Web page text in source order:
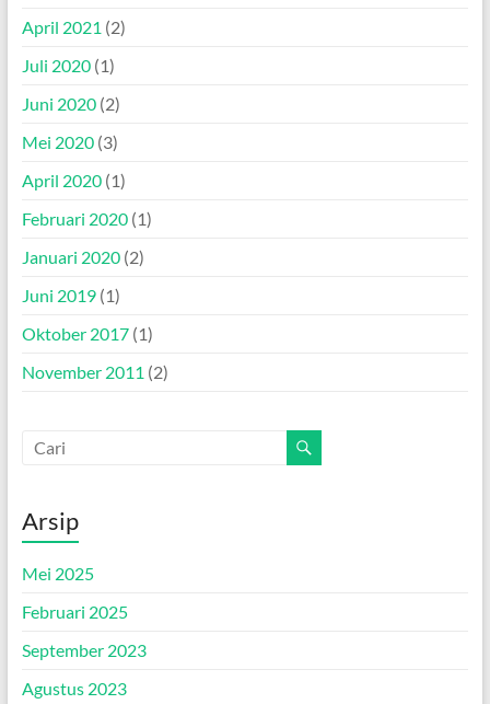
April 2021 (2)
Juli 2020(1)
Juni 2020(2)
Mei 2020(3)
April 2020(1)
Februari 2020(1)
Januari 2020(2)
Juni 2019(1)
Oktober 2017(1)
November 2011 (2)
Arsip
Mei 2025
Februari 2025
September 2023
Agustus 2023